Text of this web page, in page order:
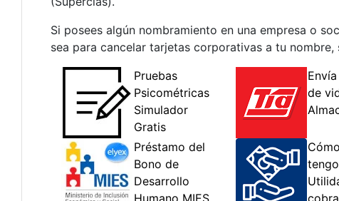
Si posees algún nombramiento en una empresa o
sea para cancelar tarjetas corporativas a tu